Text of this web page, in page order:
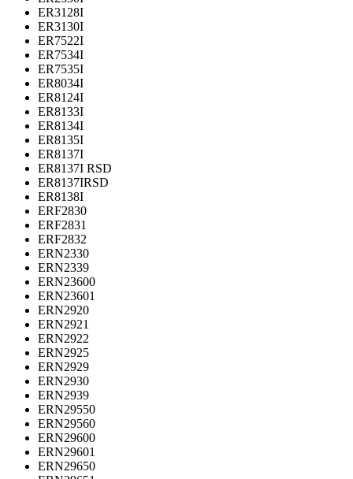
ER3128I
ER3130I
ER7522I
ER7534I
ER7535I
ER8034I
ER8124I
ER8133I
ER8134I
ER8135I
ER8137I
ER8137I RSD
ER8137IRSD
ER8138I
ERF2830
ERF2831
ERF2832
ERN2330
ERN2339
ERN23600
ERN23601
ERN2920
ERN2921
ERN2922
ERN2925
ERN2929
ERN2930
ERN2939
ERN29550
ERN29560
ERN29600
ERN29601
ERN29650